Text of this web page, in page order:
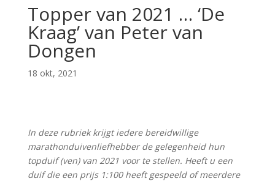
Topper van 2021 … ‘De
Kraag’ van Peter van
Dongen
18 okt, 2021
In deze rubriek krijgt iedere bereidwillige
marathonduivenliefhebber de gelegenheid hun
topduif (ven) van 2021 voor te stellen. Heeft u een
duif die een prijs 1:100 heeft gespeeld of meerdere